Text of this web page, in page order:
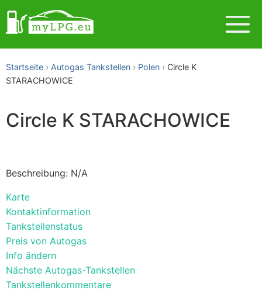
Startseite Autogas Tankstellen Polen
Circle K
STARACHOWICE
Circle K STARACHOWICE
Beschreibung: N/A
Karte
Kontaktinformation
Tankstellenstatus
Preis von Autogas
Info ändern
Nächste Autogas-Tankstellen
Tankstellenkommentare